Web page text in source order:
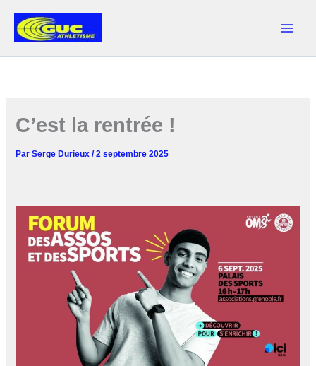
contenu
C’est la rentrée !
ParSerge Durieux/2 septembre 2025